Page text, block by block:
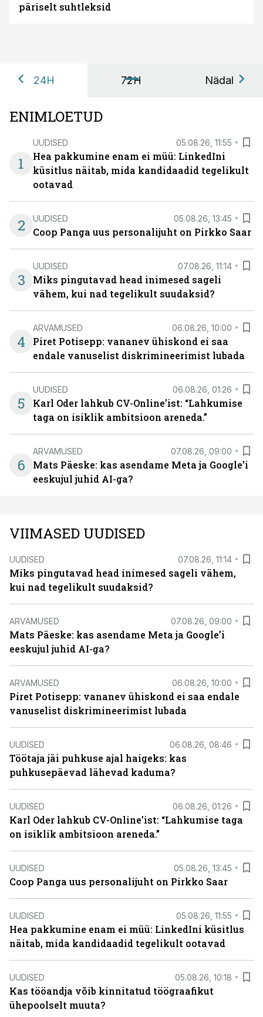
päriselt suhtleksid
24H 72H Nädal
ENIMLOETUD
1
UUDISED 05.08.26, 11:55
Hea pakkumine enam ei müü: LinkedIni
küsitlus näitab, mida kandidaadid tegelikult
ootavad
2 UUDISED 05.08.26, 13:45
Coop Panga uus personalijuht on Pirkko Saar
3
UUDISED 07.08.26, 11:14
Miks pingutavad head inimesed sageli
vähem, kui nad tegelikult suudaksid?
4
ARVAMUSED 06.08.26, 10:00
Piret Potisepp: vananev ühiskond ei saa
endale vanuselist diskrimineerimist lubada
5
UUDISED 06.08.26, 01:26
Karl Oder lahkub CV-Online’ist: “Lahkumise
taga on isiklik ambitsioon areneda.”
6
ARVAMUSED 07.08.26, 09:00
Mats Päeske: kas asendame Meta ja Google’i
eeskujul juhid AI-ga?
VIIMASED UUDISED
UUDISED 07.08.26, 11:14
Miks pingutavad head inimesed sageli vähem,
kui nad tegelikult suudaksid?
ARVAMUSED 07.08.26, 09:00
Mats Päeske: kas asendame Meta ja Google’i
eeskujul juhid AI-ga?
ARVAMUSED 06.08.26, 10:00
Piret Potisepp: vananev ühiskond ei saa endale
vanuselist diskrimineerimist lubada
UUDISED 06.08.26, 08:46
Töötaja jäi puhkuse ajal haigeks: kas
puhkusepäevad lähevad kaduma?
UUDISED 06.08.26, 01:26
Karl Oder lahkub CV-Online’ist: “Lahkumise taga
on isiklik ambitsioon areneda.”
UUDISED 05.08.26, 13:45
Coop Panga uus personalijuht on Pirkko Saar
UUDISED 05.08.26, 11:55
Hea pakkumine enam ei müü: LinkedIni küsitlus
näitab, mida kandidaadid tegelikult ootavad
UUDISED 05.08.26, 10:18
Kas tööandja võib kinnitatud töögraafikut
ühepoolselt muuta?